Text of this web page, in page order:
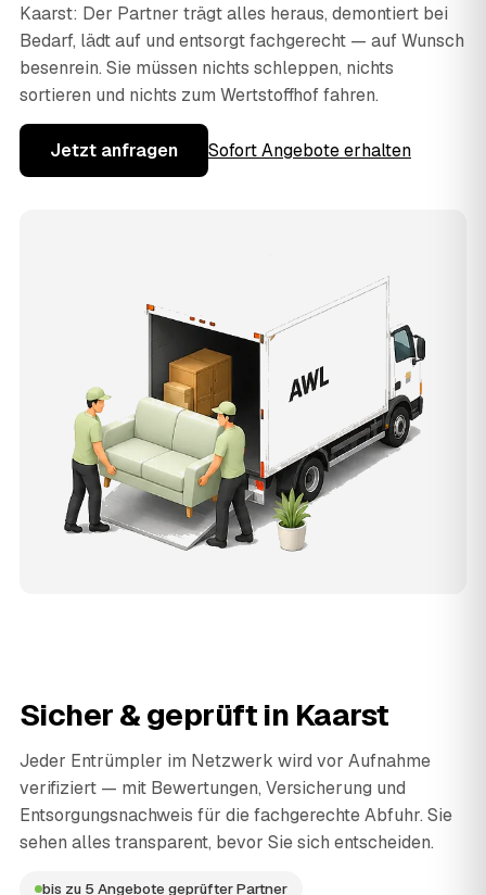
Kaarst: Der Partner trägt alles heraus, demontiert bei
Bedarf, lädt auf und entsorgt fachgerecht — auf Wunsch
besenrein. Sie müssen nichts schleppen, nichts
sortieren und nichts zum Wertstoffhof fahren.
Jetzt anfragen Sofort Angebote erhalten
Sicher & geprüft in Kaarst
Jeder Entrümpler im Netzwerk wird vor Aufnahme
verifiziert — mit Bewertungen, Versicherung und
Entsorgungsnachweis für die fachgerechte Abfuhr. Sie
sehen alles transparent, bevor Sie sich entscheiden.
bis zu 5 Angebote geprüfter Partner